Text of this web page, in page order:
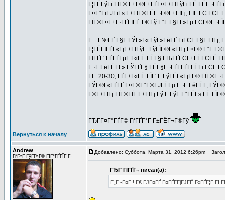
Г¦ГЁГўГї ГЇГ® Г±Г®Г±ГҐГ¤Г±ГІГўГі ГЁ
Г¤Г°ГіГЈГіГѕ Г±ГІГ®ГЁГ¬Г®Г±ГІГј, ГІГ ГЄ ГЄГ
ГЇГ®Г¤Г±Г·ГҐГІГҐ. Г€ Гў Г°Г Г§Г­Г»Гµ
Г…Г№ГҐ Г§Г ГЎГ»Г« ГўГ»ГёГҐ ГіГЄГ Г§Г ГІГј,
Г¦ГЁГІГҐГ«ГјГ±ГІГўГ ГўГЇГ®Г«ГІГј Г¤Г®
ГЇГҐГ°ГҐГҐГµГ Г«ГЁ ГЁГ§ ГЊГҐГЄГ±ГЁГЄГЁ
Г¬Г ГёГЁГ­Г» ГЎГҐГ§ ГЁГ§Г¬ГҐГ­ГҐГ­ГЁГї ГЄГ
Г­Г 20-30, ГҐГ±Г«ГЁ ГЇГ°Г ГўГЁГ«ГјГ­Г®
ГЎГ®Г«ГҐГҐ Г¤Г®Г°Г®ГЈГЁГµ Г¬Г ГёГЁГ­,
Г®Г±ГІГј ГЇГ®ГЇГ Г±ГІГј Гў Г ГўГ Г°ГЁГѕ ГЁ
ГЂГ­Г¤Г°ГҐГ© ГѓГҐГ°Г Г±ГЁГ¬Г®Гў
Вернуться к началу
Andrew
ГѓГ«Г ГўГ­Г»Г© ГІГ°ГҐГЇГ Г·
Добавлено: Суббота, Марта 31, 2012 6:26pm
ГЂГ°ГІГҐГ¬ писал(а):
Г„Г -Г¤Г ! Г€ ГЈГ¤ГҐ Г¤ГҐГ­ГјГЈГЁ Г«ГҐГ¦Г